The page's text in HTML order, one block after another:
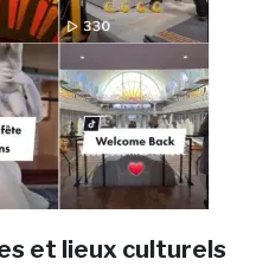
et lieux culturels